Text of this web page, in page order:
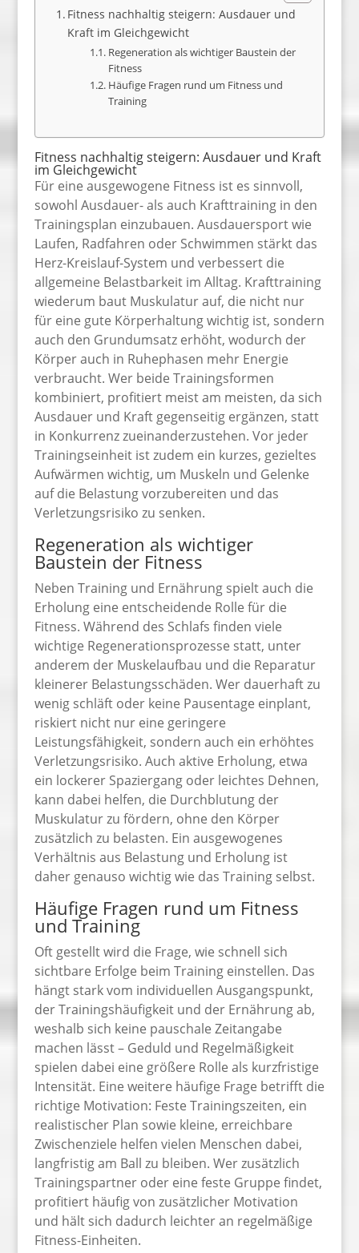
Fitness nachhaltig steigern: Ausdauer und
Kraft im Gleichgewicht
Regeneration als wichtiger Baustein der
Fitness
Häufige Fragen rund um Fitness und
Training
Fitness nachhaltig steigern: Ausdauer und Kraft
im Gleichgewicht
Für eine ausgewogene Fitness ist es sinnvoll,
sowohl Ausdauer- als auch Krafttraining in den
Trainingsplan einzubauen. Ausdauersport wie
Laufen, Radfahren oder Schwimmen stärkt das
Herz-Kreislauf-System und verbessert die
allgemeine Belastbarkeit im Alltag. Krafttraining
wiederum baut Muskulatur auf, die nicht nur
für eine gute Körperhaltung wichtig ist, sondern
auch den Grundumsatz erhöht, wodurch der
Körper auch in Ruhephasen mehr Energie
verbraucht. Wer beide Trainingsformen
kombiniert, profitiert meist am meisten, da sich
Ausdauer und Kraft gegenseitig ergänzen, statt
in Konkurrenz zueinanderzustehen. Vor jeder
Trainingseinheit ist zudem ein kurzes, gezieltes
Aufwärmen wichtig, um Muskeln und Gelenke
auf die Belastung vorzubereiten und das
Verletzungsrisiko zu senken.
Regeneration als wichtiger
Baustein der Fitness
Neben Training und Ernährung spielt auch die
Erholung eine entscheidende Rolle für die
Fitness. Während des Schlafs finden viele
wichtige Regenerationsprozesse statt, unter
anderem der Muskelaufbau und die Reparatur
kleinerer Belastungsschäden. Wer dauerhaft zu
wenig schläft oder keine Pausentage einplant,
riskiert nicht nur eine geringere
Leistungsfähigkeit, sondern auch ein erhöhtes
Verletzungsrisiko. Auch aktive Erholung, etwa
ein lockerer Spaziergang oder leichtes Dehnen,
kann dabei helfen, die Durchblutung der
Muskulatur zu fördern, ohne den Körper
zusätzlich zu belasten. Ein ausgewogenes
Verhältnis aus Belastung und Erholung ist
daher genauso wichtig wie das Training selbst.
Häufige Fragen rund um Fitness
und Training
Oft gestellt wird die Frage, wie schnell sich
sichtbare Erfolge beim Training einstellen. Das
hängt stark vom individuellen Ausgangspunkt,
der Trainingshäufigkeit und der Ernährung ab,
weshalb sich keine pauschale Zeitangabe
machen lässt – Geduld und Regelmäßigkeit
spielen dabei eine größere Rolle als kurzfristige
Intensität. Eine weitere häufige Frage betrifft die
richtige Motivation: Feste Trainingszeiten, ein
realistischer Plan sowie kleine, erreichbare
Zwischenziele helfen vielen Menschen dabei,
langfristig am Ball zu bleiben. Wer zusätzlich
Trainingspartner oder eine feste Gruppe findet,
profitiert häufig von zusätzlicher Motivation
und hält sich dadurch leichter an regelmäßige
Fitness-Einheiten.